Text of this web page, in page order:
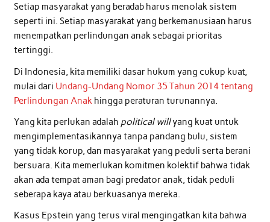
Setiap masyarakat yang beradab harus menolak sistem
seperti ini. Setiap masyarakat yang berkemanusiaan harus
menempatkan perlindungan anak sebagai prioritas
tertinggi.
Di Indonesia, kita memiliki dasar hukum yang cukup kuat,
mulai dari Undang-Undang Nomor 35 Tahun 2014 tentang
Perlindungan Anakhingga peraturan turunannya.
Yang kita perlukan adalah political willyang kuat untuk
mengimplementasikannya tanpa pandang bulu, sistem
yang tidak korup, dan masyarakat yang peduli serta berani
bersuara. Kita memerlukan komitmen kolektif bahwa tidak
akan ada tempat aman bagi predator anak, tidak peduli
seberapa kaya atau berkuasanya mereka.
Kasus Epstein yang terus viral mengingatkan kita bahwa